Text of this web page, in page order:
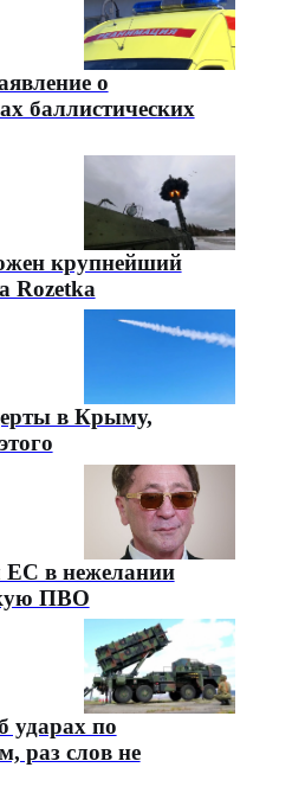
о
баллистических
крупнейший
Rozetka
в Крыму,
ЕС в нежелании
ПВО
по
раз слов не